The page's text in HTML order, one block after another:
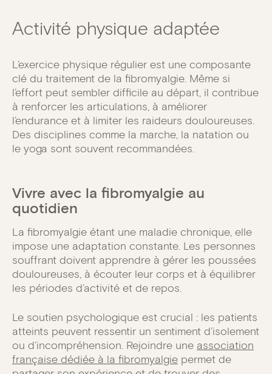
Activité physique adaptée
L’exercice physique régulier est une composante
clé du traitement de la fibromyalgie. Même si
l’effort peut sembler difficile au départ, il contribue
à renforcer les articulations, à améliorer
l’endurance et à limiter les raideurs douloureuses.
Des disciplines comme la marche, la natation ou
le yoga sont souvent recommandées.
Vivre avec la fibromyalgie au
quotidien
La fibromyalgie étant une maladie chronique, elle
impose une adaptation constante. Les personnes
souffrant doivent apprendre à gérer les poussées
douloureuses, à écouter leur corps et à équilibrer
les périodes d’activité et de repos.
Le soutien psychologique est crucial : les patients
atteints peuvent ressentir un sentiment d’isolement
ou d’incompréhension. Rejoindre une association
française dédiée à la fibromyalgie permet de